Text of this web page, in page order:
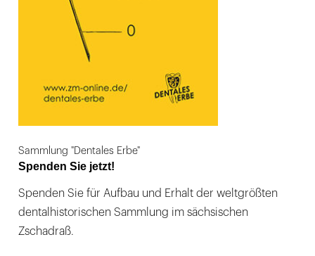
Sammlung "Dentales Erbe"
Spenden Sie jetzt!
Spenden Sie für Aufbau und Erhalt der weltgrößten
dentalhistorischen Sammlung im sächsischen
Zschadraß.